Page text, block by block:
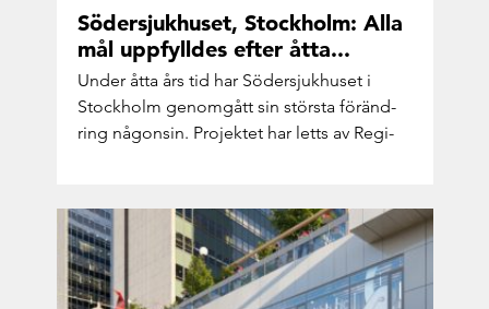
Sö­der­sjuk­hu­set, Stock­holm: Alla
mål upp­fyll­des efter åtta...
Under åtta års tid har Sö­der­sjuk­hu­set i
Stock­holm ge­nom­gått sin störs­ta för­änd­
ring nå­gon­sin. Pro­jek­tet har letts av Re­gi­